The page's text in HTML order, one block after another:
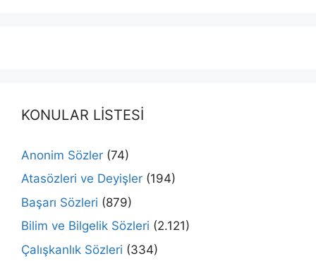
KONULAR LİSTESİ
Anonim Sözler (74)
Atasözleri ve Deyişler (194)
Başarı Sözleri (879)
Bilim ve Bilgelik Sözleri (2.121)
Çalışkanlık Sözleri (334)